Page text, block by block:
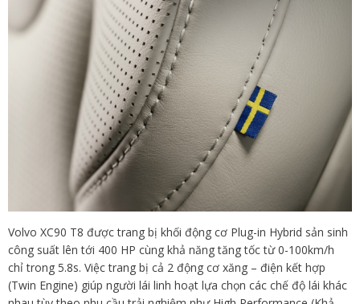
Volvo XC90 T8 được trang bị khối động cơ Plug-in Hybrid sản sinh
công suất lên tới 400 HP cùng khả năng tăng tốc từ 0-100km/h
chỉ trong 5.8s. Việc trang bị cả 2 động cơ xăng – điện kết hợp
(Twin Engine) giúp người lái linh hoạt lựa chọn các chế độ lái khác